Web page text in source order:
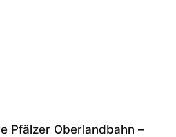
Pfälzer Oberlandbahn –